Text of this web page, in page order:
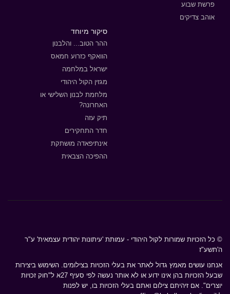
פרשת שבוע
אוהב צדיקים
סיקור מיוחד
ההר הטוב... והלבנון
הוואקף כזרוע חמאס
ישראל במלחמה
מגזין הקול היהודי
מלחמת לבנון השלישי או
האחרונה?
תיק עזה
חדר התחקירים
אינתיפאדה מושתקת
ההפיכה הצבאית
© כל הזכויות שמורות לקול היהודי - עמותת 'עיתונות יהודית עצמאית' ע"ר
ה'תשע"ז
אנחנו עושים מאמץ גדול לאתר את בעלי הזכויות בצילומים. השימוש ביצירות
שבעל הזכויות בהן אינו ידוע או לא אותר נעשה לפי סעיף 27א ל"חוק זכויות
יוצרים". אם זיהיתם צילום ואתם בעלי הזכויות בו, יש לפנות